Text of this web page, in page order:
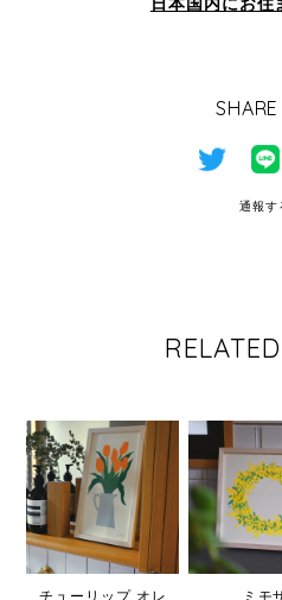
通報す
チューリップ オレ
ミモ